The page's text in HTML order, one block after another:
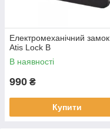
Електромеханічний замок
Atis Lock B
В наявності
990 ₴
Купити